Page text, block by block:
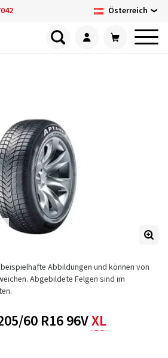
Österreich
Abbildungen und können von
Abgebildete Felgen sind im
60 R16 96VXL